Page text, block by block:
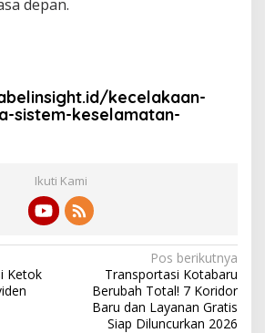
depan.
kecelakaan-
sistem-keselamatan-
Ikuti Kami
Ketok
Pos berikutnya
Transportasi Kotabaru
Berubah Total! 7 Koridor
Baru dan Layanan Gratis
Siap Diluncurkan 2026